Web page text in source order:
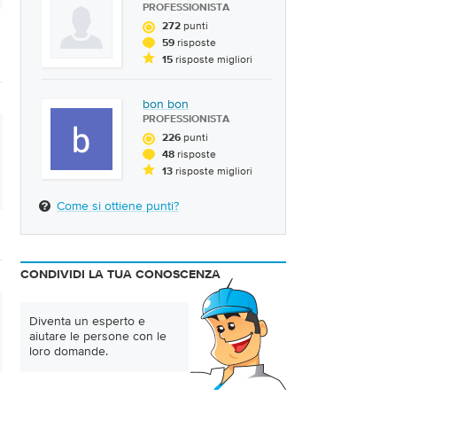
PROFESSIONISTA
272 punti
59 risposte
15 risposte migliori
bon bon
PROFESSIONISTA
226 punti
48 risposte
13 risposte migliori
Come si ottiene punti?
CONDIVIDI LA TUA CONOSCENZA
Diventa un esperto e
aiutare le persone con le
loro domande.